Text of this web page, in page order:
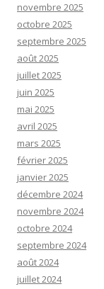
novembre 2025
octobre 2025
septembre 2025
août 2025
juillet 2025
juin 2025
mai 2025
avril 2025
mars 2025
février 2025
janvier 2025
décembre 2024
novembre 2024
octobre 2024
septembre 2024
août 2024
juillet 2024